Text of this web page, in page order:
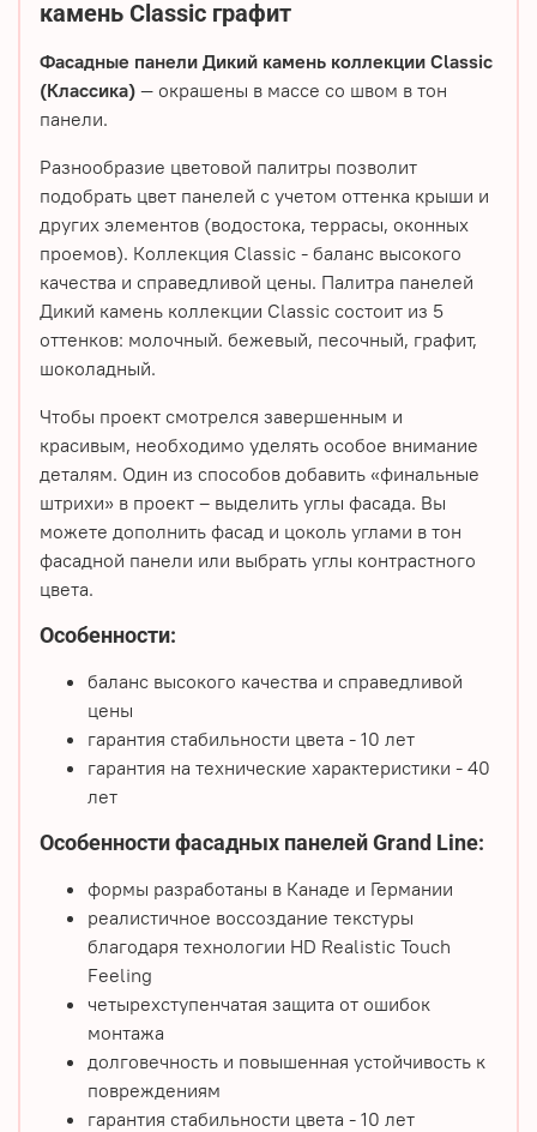
камень Classic графит
Фасадные панели Дикий камень коллекции Classic
(Классика) — окрашены в массе со швом в тон
панели.
Разнообразие цветовой палитры позволит
подобрать цвет панелей с учетом оттенка крыши и
других элементов (водостока, террасы, оконных
проемов). Коллекция Classic - баланс высокого
качества и справедливой цены. Палитра панелей
Дикий камень коллекции Classic состоит из 5
оттенков: молочный. бежевый, песочный, графит,
шоколадный.
Чтобы проект смотрелся завершенным и
красивым, необходимо уделять особое внимание
деталям. Один из способов добавить «финальные
штрихи» в проект – выделить углы фасада. Вы
можете дополнить фасад и цоколь углами в тон
фасадной панели или выбрать углы контрастного
цвета.
Особенности:
баланс высокого качества и справедливой
цены
гарантия стабильности цвета - 10 лет
гарантия на технические характеристики - 40
лет
Особенности фасадных панелей Grand Line:
формы разработаны в Канаде и Германии
реалистичное воссоздание текстуры
благодаря технологии HD Realistic Touch
Feeling
четырехступенчатая защита от ошибок
монтажа
долговечность и повышенная устойчивость к
повреждениям
гарантия стабильности цвета - 10 лет